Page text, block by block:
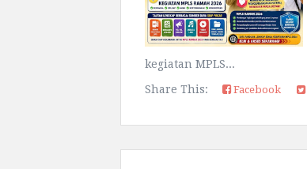
kegiatan MPLS...
Share This:
Facebook